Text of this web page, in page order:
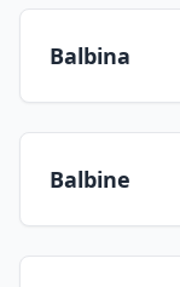
Balbina
Balbine